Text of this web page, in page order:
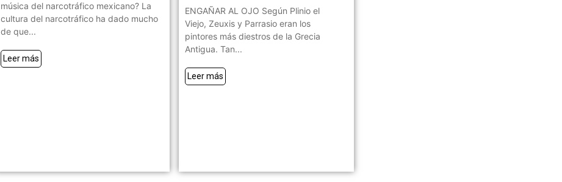
música del narcotráfico mexicano? La
cultura del narcotráfico ha dado mucho
de que...
Leer más
ENGAÑAR AL OJO Según Plinio el
Viejo, Zeuxis y Parrasio eran los
pintores más diestros de la Grecia
Antigua. Tan...
Leer más